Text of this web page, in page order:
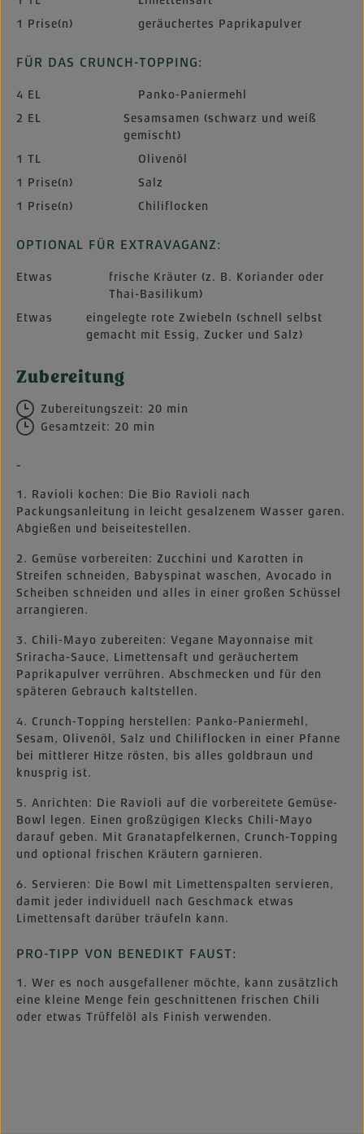
1 Prise(n)
geräuchertes Paprikapulver
FÜR DAS CRUNCH-TOPPING:
4 EL
Panko-Paniermehl
2 EL
Sesamsamen (schwarz und weiß
gemischt)
1 TL
Olivenöl
1 Prise(n)
Salz
1 Prise(n)
Chiliflocken
OPTIONAL FÜR EXTRAVAGANZ:
Etwas
frische Kräuter (z. B. Koriander oder
Thai-Basilikum)
Etwas
eingelegte rote Zwiebeln (schnell selbst
gemacht mit Essig, Zucker und Salz)
Zubereitung
Zubereitungszeit: 20 min
Gesamtzeit: 20 min
-
1. Ravioli kochen: Die Bio Ravioli nach
Packungsanleitung in leicht gesalzenem Wasser garen.
Abgießen und beiseitestellen.
2. Gemüse vorbereiten: Zucchini und Karotten in
Streifen schneiden, Babyspinat waschen, Avocado in
Scheiben schneiden und alles in einer großen Schüssel
arrangieren.
3. Chili-Mayo zubereiten: Vegane Mayonnaise mit
Sriracha-Sauce, Limettensaft und geräuchertem
Paprikapulver verrühren. Abschmecken und für den
späteren Gebrauch kaltstellen.
4. Crunch-Topping herstellen: Panko-Paniermehl,
Sesam, Olivenöl, Salz und Chiliflocken in einer Pfanne
bei mittlerer Hitze rösten, bis alles goldbraun und
knusprig ist.
5. Anrichten: Die Ravioli auf die vorbereitete Gemüse-
Bowl legen. Einen großzügigen Klecks Chili-Mayo
darauf geben. Mit Granatapfelkernen, Crunch-Topping
und optional frischen Kräutern garnieren.
6. Servieren: Die Bowl mit Limettenspalten servieren,
damit jeder individuell nach Geschmack etwas
Limettensaft darüber träufeln kann.
PRO-TIPP VON BENEDIKT FAUST:
1. Wer es noch ausgefallener möchte, kann zusätzlich
eine kleine Menge fein geschnittenen frischen Chili
oder etwas Trüffelöl als Finish verwenden.